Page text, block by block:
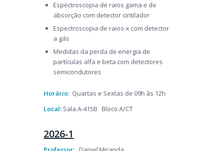
Espectroscopia de raios gama e de
absorção com detector cintilador
Espectroscopia de raios-x com detector
a gás
Medidas da perda de energia de
partículas alfa e beta com detectores
semicondutores
Horário: Quartas e Sextas de 09h às 12h
Local: Sala A-415B Bloco A/CT
2026-1